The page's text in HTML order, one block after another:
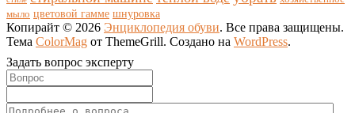
мыло цветовой гамме шнуровка
Копирайт © 2026 Энциклопедия обуви. Все права защищены.
Тема ColorMag от ThemeGrill. Создано на WordPress.
Задать вопрос эксперту